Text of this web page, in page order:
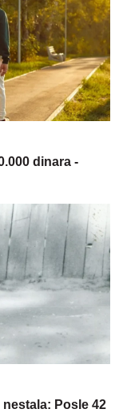
dinara -
Posle 42